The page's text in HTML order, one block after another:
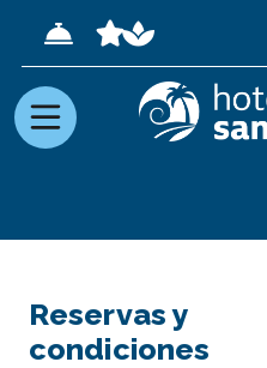
Reservas y
condiciones